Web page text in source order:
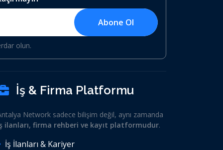
Abone Ol
olun.
İş & Firma Platformu
Network sadece bilişim değil, aynı zamanda
ilanları, firma rehberi ve kayıt platformudur.
İş İlanları & Kariyer